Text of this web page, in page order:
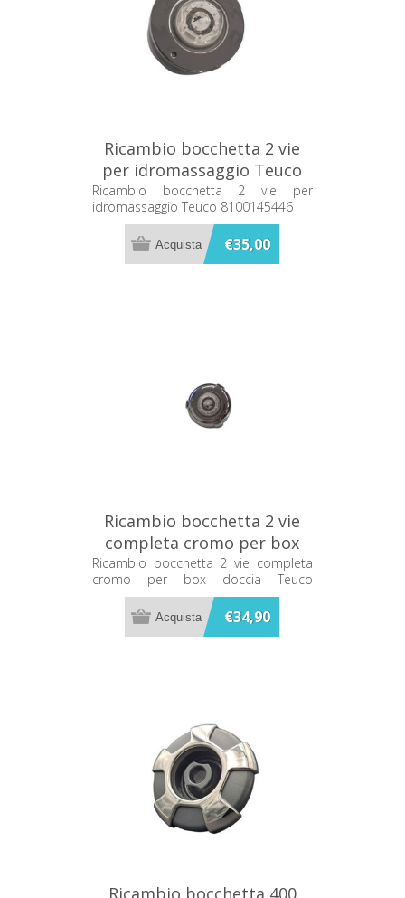
Ricambio bocchetta 2 vie
per idromassaggio Teuco
8100145446
Ricambio bocchetta 2 vie per
idromassaggio Teuco 8100145446
€35,00
Ricambio bocchetta 2 vie
completa cromo per box
doccia Teuco 81025261
Ricambio bocchetta 2 vie completa
cromo per box doccia Teuco
81025261
€34,90
Ricambio bocchetta 400